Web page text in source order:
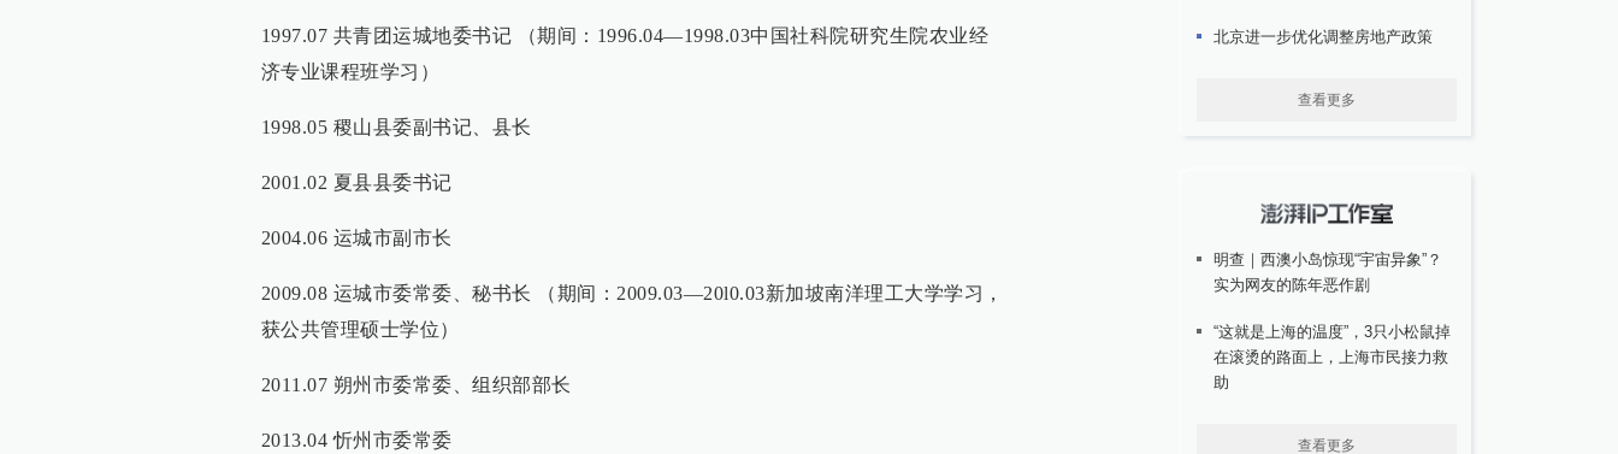
1997.07 共青团运城地委书记 （期间：1996.04—1998.03中国社科院研究生院农业经
济专业课程班学习）
1998.05 稷山县委副书记、县长
2001.02 夏县县委书记
2004.06 运城市副市长
2009.08 运城市委常委、秘书长 （期间：2009.03—20l0.03新加坡南洋理工大学学习，
获公共管理硕士学位）
2011.07 朔州市委常委、组织部部长
2013.04 忻州市委常委
北京进一步优化调整房地产政策
查看更多
明查｜西澳小岛惊现“宇宙异象”？
实为网友的陈年恶作剧
“这就是上海的温度”，3只小松鼠掉
在滚烫的路面上，上海市民接力救
助
查看更多